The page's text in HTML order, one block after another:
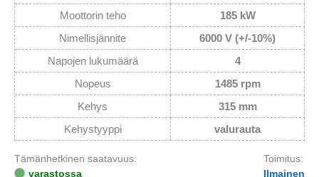
Moottorin teho
185 kW
Nimellisjännite
6000 V (+/-10%)
Napojen lukumäärä
4
Nopeus
1485 rpm
Kehys
315 mm
Kehystyyppi
valurauta
Tämänhetkinen saatavuus:
varastossa
Toimitus:
Ilmainen